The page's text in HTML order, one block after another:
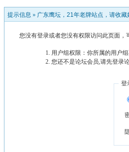
提示信息 » 广东鹰坛，21年老牌站点，请收
您没有登录或者您没有权限访问此页面，
用户组权限：你所属的用户
您还不是论坛会员,请先登录
登